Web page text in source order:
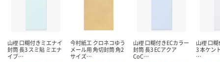
山櫻 口糊付きミエナイ
封筒 長3 スミ貼 ミエナ
イブ…
今村紙工 クロネコゆう
メール用 角切封筒 角2
サイズ…
山櫻 口糊付きECカラー
封筒 長3 ECアクア
CoC…
山櫻 口
3 本ケン
…